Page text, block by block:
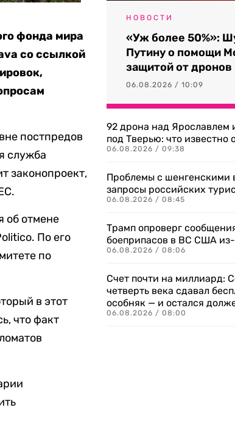
фонда мира
со ссылкой
постпредов
служба
законопроект,
об отмене
По его
по
в этот
что факт
НОВОСТИ
«Уж более 50%»:
Путину о помощи
защитой от дронов
06.08.2026 / 10:09
92 дрона над Ярославлем
под Тверью: что известно
06.08.2026 / 09:38
Проблемы с шенгенскими
запросы российских
06.08.2026 / 08:45
Трамп опроверг
боеприпасов в ВС США
06.08.2026 / 08:06
Счет почти на миллиард:
четверть века сдавал
особняк — и остался
06.08.2026 / 08:00